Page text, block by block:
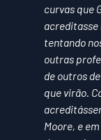
curvas que
acreditasse
tentando
outras
de outros
que virão.
Moore, e